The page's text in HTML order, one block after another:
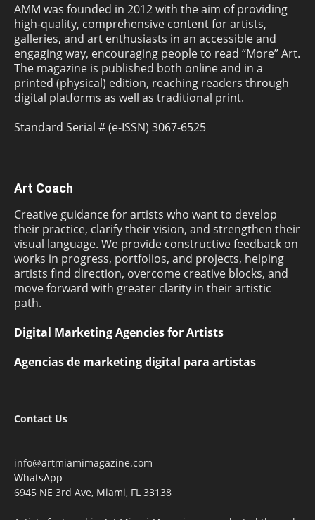
AMM was founded in 2012 with the aim of providing
high-quality, comprehensive content for artists,
galleries, and art enthusiasts in an accessible and
engaging way, encouraging people to read “More” Art.
The magazine is published both online and in a
printed (physical) edition, reaching readers through
digital platforms as well as traditional print.
Standard Serial # (e-ISSN) 3067-6525
Art Coach
Creative guidance for artists who want to develop
their practice, clarify their vision, and strengthen their
visual language. We provide constructive feedback on
works in progress, portfolios, and projects, helping
artists find direction, overcome creative blocks, and
move forward with greater clarity in their artistic
path.
Digital Marketing Agencies for Artists
Agencias de marketing digital para artistas
Contact Us
info@artmiamimagazine.com
WhatsApp
6945 NE 3rd Ave, Miami, FL 33138